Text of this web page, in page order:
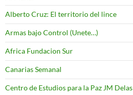
Alberto Cruz: El territorio del lince
Armas bajo Control (Unete…)
Africa Fundacion Sur
Canarias Semanal
Centro de Estudios para la Paz JM Delas